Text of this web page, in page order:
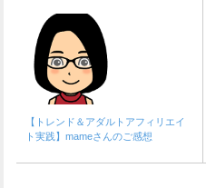
【トレンド＆アダルトアフィリエイ
ト実践】mameさんのご感想